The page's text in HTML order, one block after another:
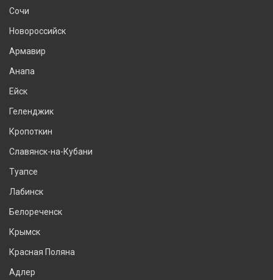
Сочи
Новороссийск
Армавир
Анапа
Ейск
Геленджик
Кропоткин
Славянск-на-Кубани
Туапсе
Лабинск
Белореченск
Крымск
Красная Поляна
Адлер